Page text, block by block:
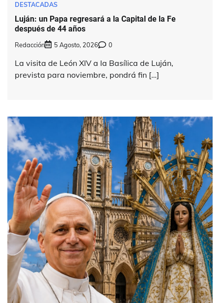
DESTACADAS
Luján: un Papa regresará a la Capital de la Fe
después de 44 años
Redacción 5 Agosto, 2026 0
La visita de León XIV a la Basílica de Luján,
prevista para noviembre, pondrá fin […]